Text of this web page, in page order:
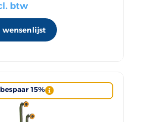
btw
wensenlijst
15%